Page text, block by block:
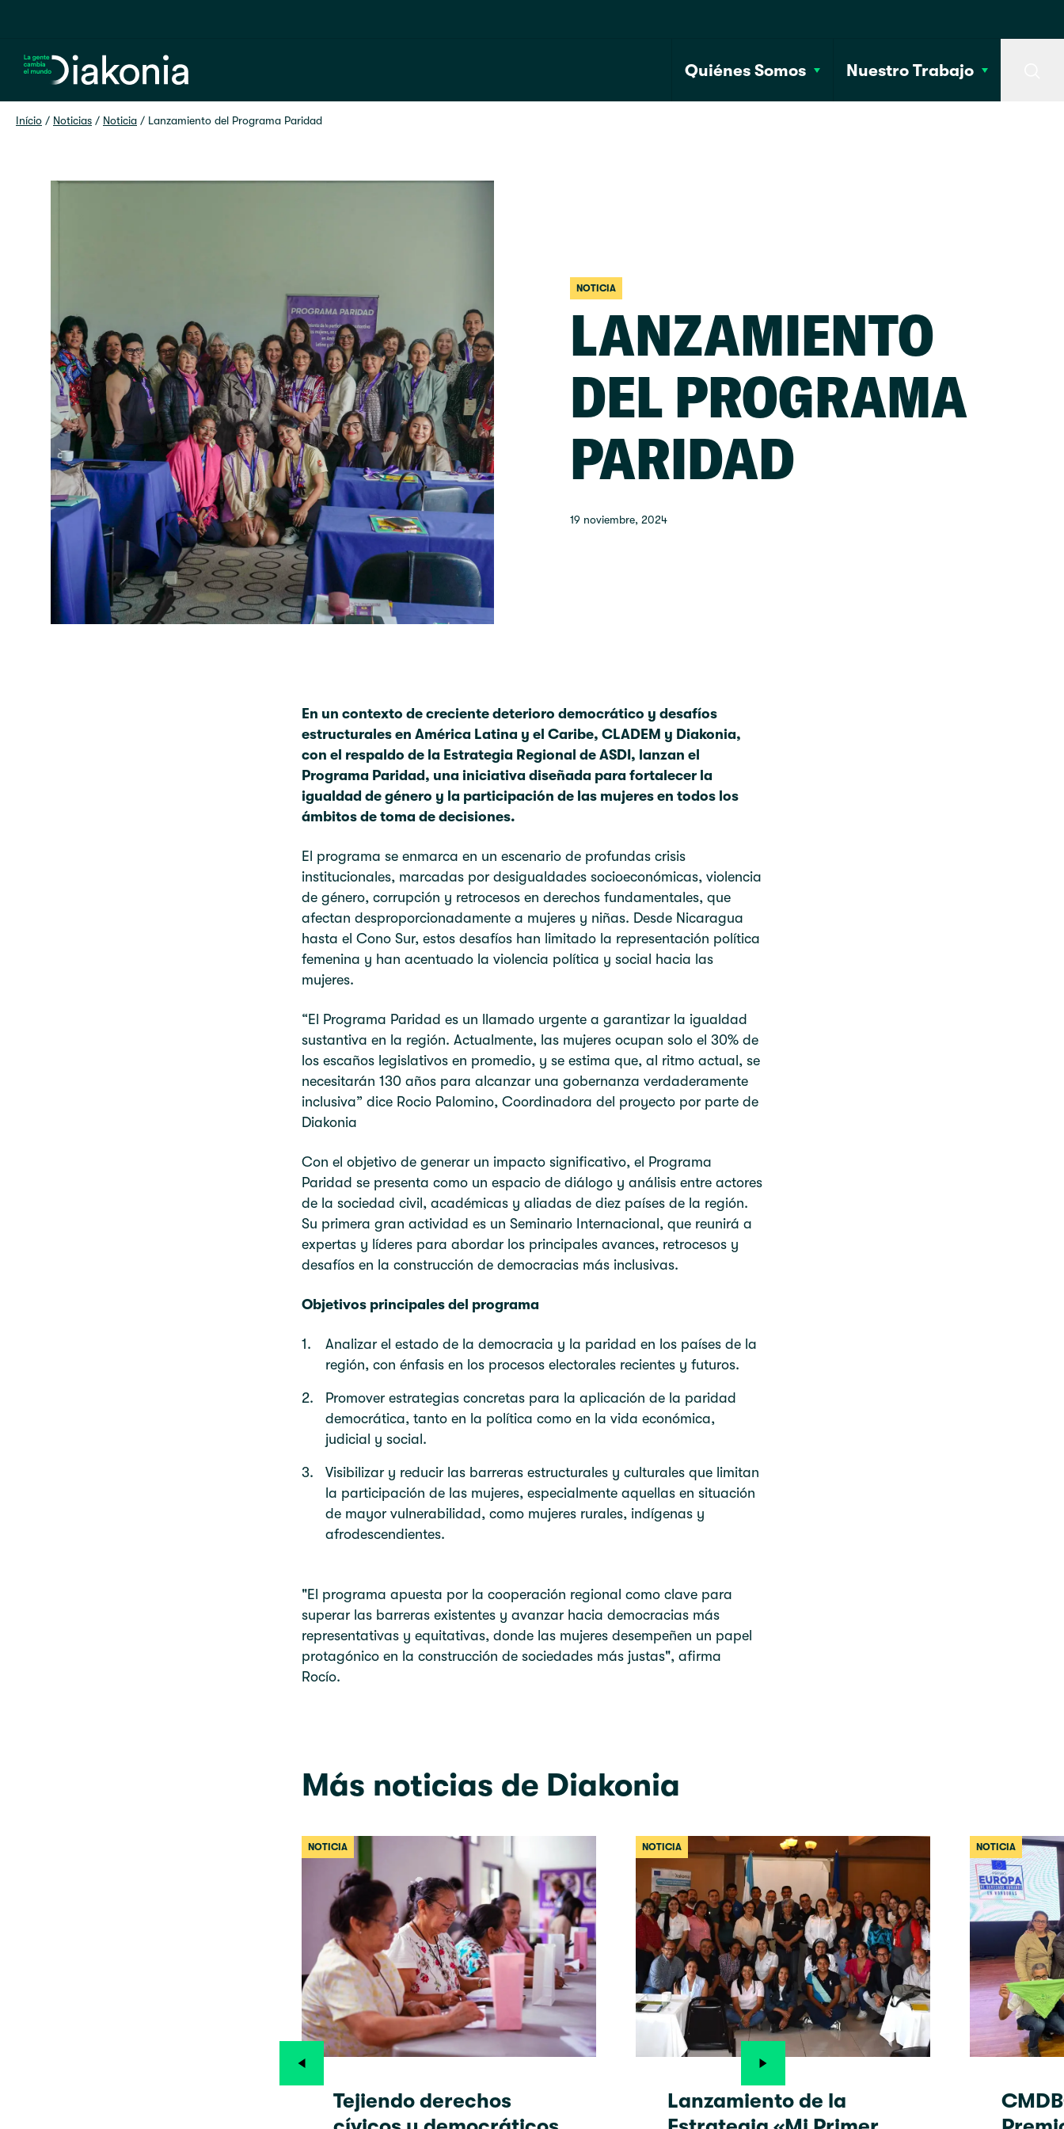
Home Quiénes Somos Nuestro Trabajo
Início / Noticias / Noticia / Lanzamiento del Programa Paridad
NOTICIA
LANZAMIENTO
DEL PROGRAMA
PARIDAD
19 noviembre, 2024
En un contexto de creciente deterioro democrático y desafíos
estructurales en América Latina y el Caribe, CLADEM y Diakonia,
con el respaldo de la Estrategia Regional de ASDI, lanzan el
Programa Paridad, una iniciativa diseñada para fortalecer la
igualdad de género y la participación de las mujeres en todos los
ámbitos de toma de decisiones.
El programa se enmarca en un escenario de profundas crisis
institucionales, marcadas por desigualdades socioeconómicas, violencia
de género, corrupción y retrocesos en derechos fundamentales, que
afectan desproporcionadamente a mujeres y niñas. Desde Nicaragua
hasta el Cono Sur, estos desafíos han limitado la representación política
femenina y han acentuado la violencia política y social hacia las
mujeres.
“El Programa Paridad es un llamado urgente a garantizar la igualdad
sustantiva en la región. Actualmente, las mujeres ocupan solo el 30% de
los escaños legislativos en promedio, y se estima que, al ritmo actual, se
necesitarán 130 años para alcanzar una gobernanza verdaderamente
inclusiva” dice Rocio Palomino, Coordinadora del proyecto por parte de
Diakonia
Con el objetivo de generar un impacto significativo, el Programa
Paridad se presenta como un espacio de diálogo y análisis entre actores
de la sociedad civil, académicas y aliadas de diez países de la región.
Su primera gran actividad es un Seminario Internacional, que reunirá a
expertas y líderes para abordar los principales avances, retrocesos y
desafíos en la construcción de democracias más inclusivas.
Objetivos principales del programa
Analizar el estado de la democracia y la paridad en los países de la
región, con énfasis en los procesos electorales recientes y futuros.
Promover estrategias concretas para la aplicación de la paridad
democrática, tanto en la política como en la vida económica,
judicial y social.
Visibilizar y reducir las barreras estructurales y culturales que limitan
la participación de las mujeres, especialmente aquellas en situación
de mayor vulnerabilidad, como mujeres rurales, indígenas y
afrodescendientes.
"El programa apuesta por la cooperación regional como clave para
superar las barreras existentes y avanzar hacia democracias más
representativas y equitativas, donde las mujeres desempeñen un papel
protagónico en la construcción de sociedades más justas", afirma
Rocío.
Más noticias de Diakonia
NOTICIA
Tejiendo derechos
NOTICIA
Lanzamiento de la
NOTICIA